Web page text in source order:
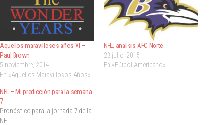
Aquellos maravillosos años VI –
Paul Brown
5 noviembre, 2014
En «Aquellos Maravillosos Años»
NFL, análisis AFC Norte
28 julio, 2015
En «Fútbol Americano»
NFL – Mi predicción para la semana
7
Pronóstico para la jornada 7 de la
NFL